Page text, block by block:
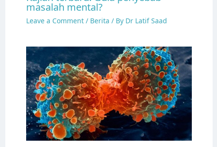
masalah mental?
Leave a Comment / Berita / By Dr Latif Saad